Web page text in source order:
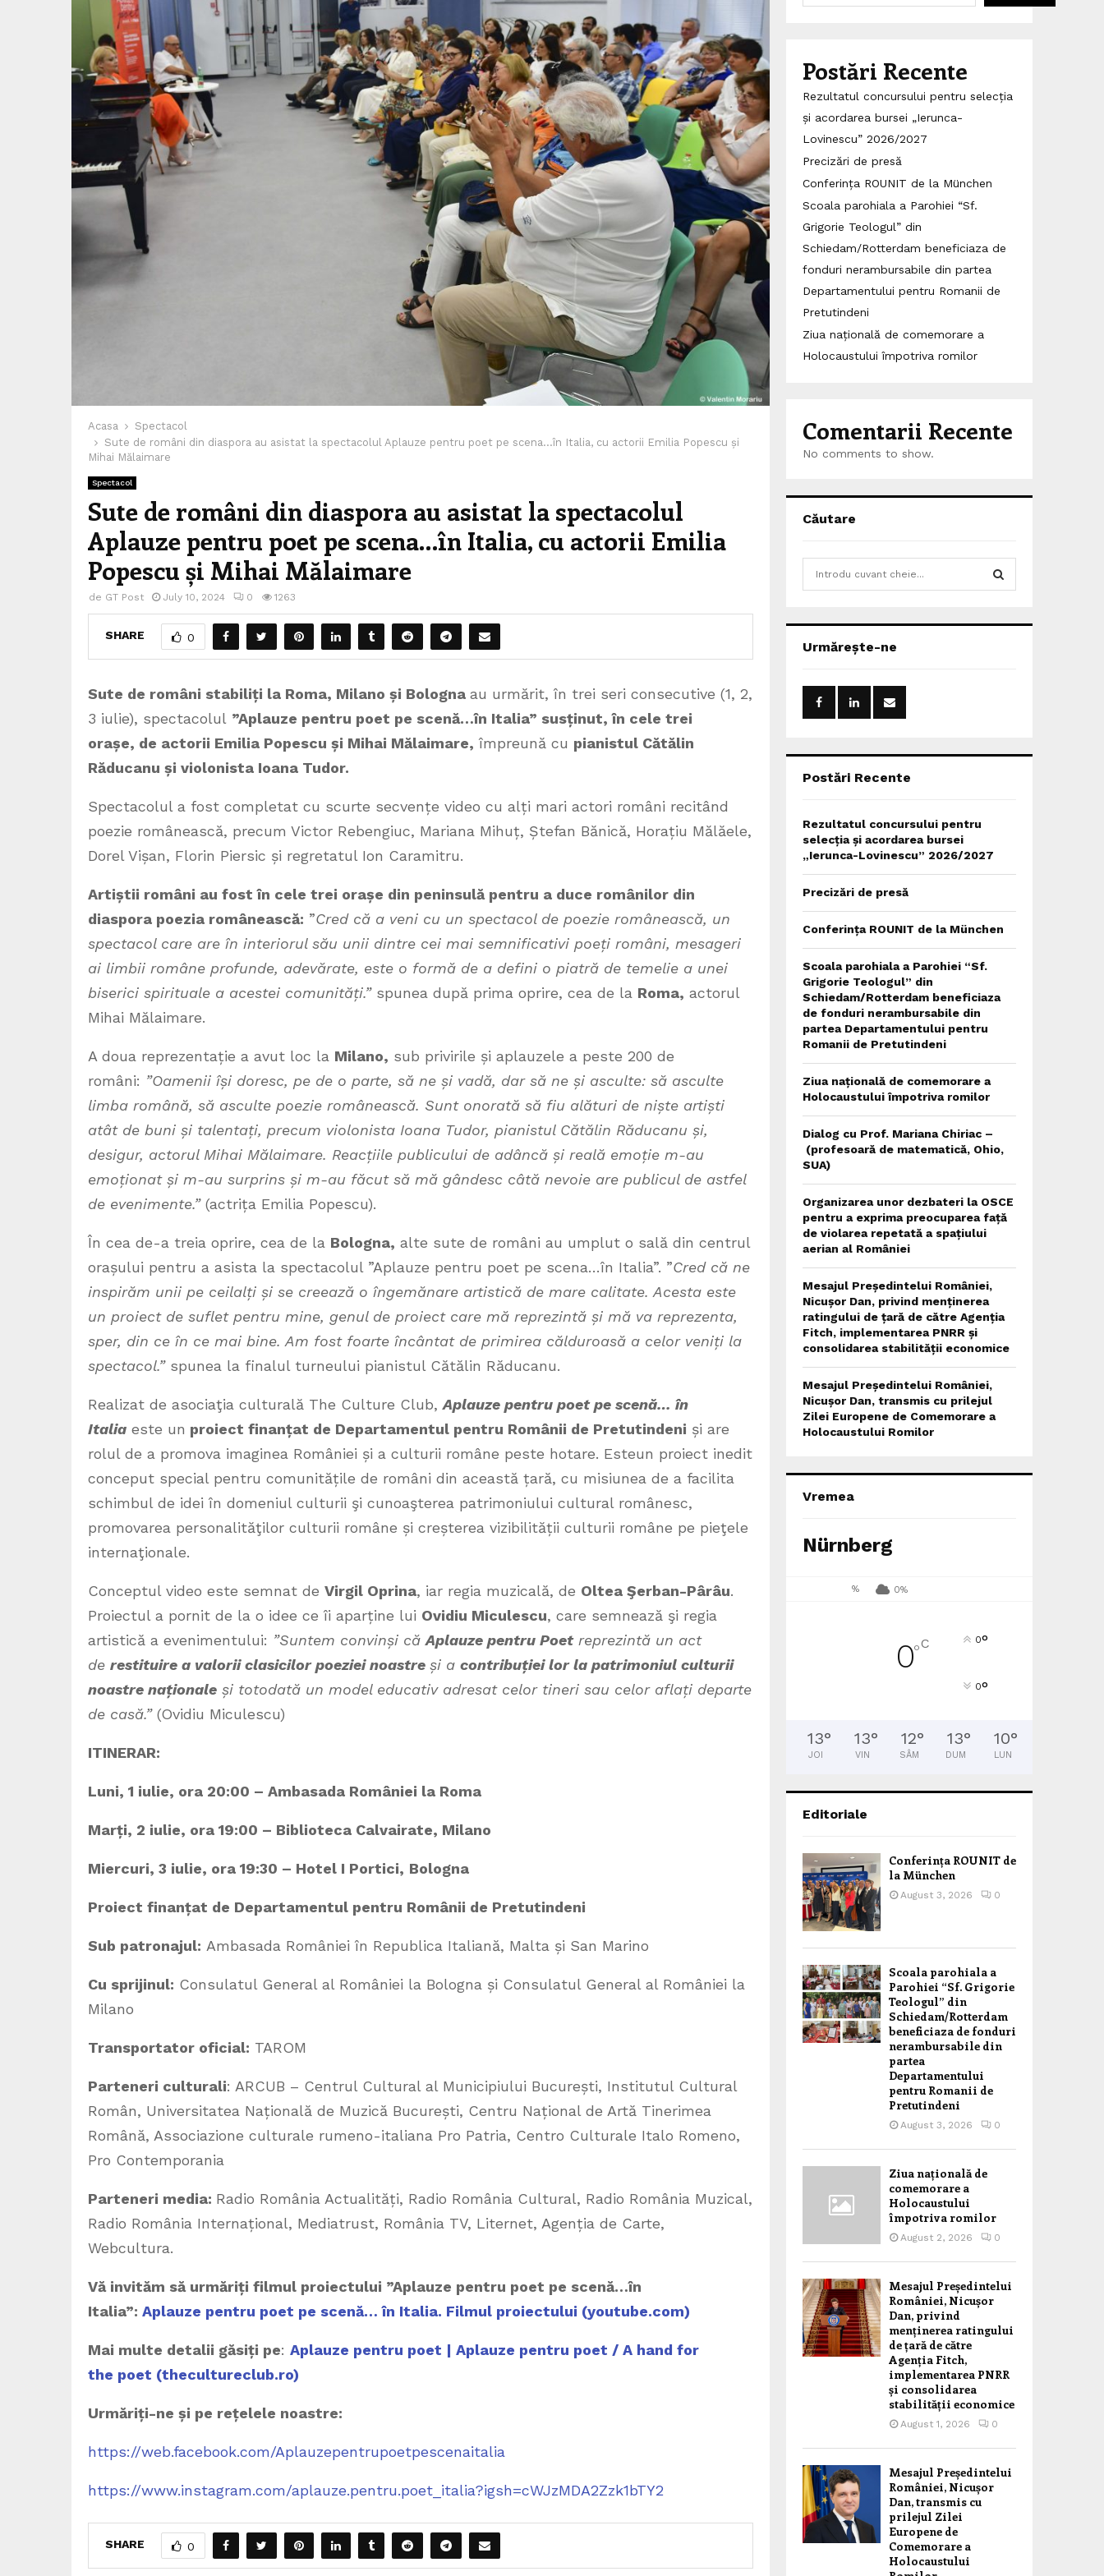
Acasa
Spectacol
Sute de români din diaspora au asistat la spectacolul Aplauze pentru poet pe scena…în Italia, cu actorii Emilia Popescu și
Mihai Mălaimare
Spectacol
Sute de români din diaspora au asistat la spectacolul
Aplauze pentru poet pe scena…în Italia, cu actorii Emilia
Popescu și Mihai Mălaimare
de GT Post July 10, 2024 0 1263
SHARE 0
Sute de români stabiliți la Roma, Milano și Bologna au urmărit, în trei seri consecutive (1, 2,
3 iulie), spectacolul ”Aplauze pentru poet pe scenă…în Italia” susținut,în cele trei
orașe, de actorii Emilia Popescu și Mihai Mălaimare, împreună cu pianistul Cătălin
Răducanu și violonista Ioana Tudor.
Spectacolul a fost completat cu scurte secvențe video cu alți mari actori români recitând
poezie românească, precum Victor Rebengiuc, Mariana Mihuț, Ștefan Bănică, Horațiu Mălăele,
Dorel Vișan, Florin Piersic și regretatul Ion Caramitru.
Artiștii români au fost în cele trei orașe din peninsulăpentru a duce românilor din
diaspora poezia românească: ”Cred că a veni cu un spectacol de poezie românească, un
spectacol care are în interiorul său unii dintre cei mai semnificativi poeți români, mesageri
ai limbii române profunde, adevărate, este o formă de a defini o piatră de temelie a unei
biserici spirituale a acestei comunități.”spunea după prima oprire, cea de la Roma, actorul
Mihai Mălaimare.
A doua reprezentație a avut loc la Milano, sub privirile și aplauzele a peste 200 de
români: ”Oamenii își doresc, pe de o parte, să ne și vadă, dar să ne și asculte: să asculte
limba română, să asculte poezie românească. Sunt onorată să fiu alături de niște artiști
atât de buni și talentați, precum violonista Ioana Tudor, pianistul Cătălin Răducanu și,
desigur, actorul Mihai Mălaimare. Reacțiile publicului de adâncă și reală emoție m-au
emoționat și m-au surprins și m-au făcut să mă gândesc câtă nevoie are publicul de astfel
de evenimente.”(actrița Emilia Popescu).
În cea de-a treia oprire, cea de la Bologna, alte sute de români au umplut o sală din centrul
orașului pentru a asista la spectacolul ”Aplauze pentru poet pe scena…în Italia”. ”Cred că ne
inspirăm unii pe ceilalți și se creează o îngemănare artistică de mare calitate. Acesta este
un proiect de suflet pentru mine, genul de proiect care mă reprezintă și mă va reprezenta,
sper, din ce în ce mai bine. Am fost foarte încântat de primirea călduroasă a celor veniți la
spectacol.”spunea la finalul turneului pianistul Cătălin Răducanu.
Realizat de asociaţia culturală The Culture Club, Aplauze pentru poet pe scenă… în
Italia este un proiect finanțat de Departamentul pentru Românii de Pretutindeni și are
rolul de a promova imaginea României și a culturii române peste hotare. Esteun proiect inedit
conceput special pentru comunitățile de români din această țară, cu misiunea de a facilita
schimbul de idei în domeniul culturii şi cunoaşterea patrimoniului cultural românesc,
promovarea personalităţilor culturii române și creșterea vizibilității culturii române pe pieţele
internaţionale.
Conceptul video este semnat de Virgil Oprina, iar regia muzicală, de Oltea Şerban-Pârâu.
Proiectul a pornit de la o idee ce îi aparține lui Ovidiu Miculescu, care semnează şi regia
artistică a evenimentului: ”Suntem convinși că Aplauze pentru Poetreprezintă un act
de restituire a valorii clasicilor poeziei noastre și a contribuției lor la patrimoniul culturii
noastre naționale și totodată un model educativ adresat celor tineri sau celor aflați departe
de casă.” (Ovidiu Miculescu)
ITINERAR:
Luni, 1 iulie, ora 20:00 – Ambasada României la Roma
Marți, 2 iulie, ora 19:00 – Biblioteca Calvairate, Milano
Miercuri, 3 iulie, ora 19:30 – Hotel I Portici, Bologna
Proiect finanțat de Departamentul pentru Românii de Pretutindeni
Sub patronajul: Ambasada României în Republica Italiană, Malta și San Marino
Cu sprijinul: Consulatul General al României la Bologna și Consulatul General al României la
Milano
Transportator oficial: TAROM
Parteneri culturali: ARCUB – Centrul Cultural al Municipiului București, Institutul Cultural
Român, Universitatea Națională de Muzică București, Centru Național de Artă Tinerimea
Română, Associazione culturale rumeno-italiana Pro Patria, Centro Culturale Italo Romeno,
Pro Contemporania
Parteneri media: Radio România Actualități, Radio România Cultural, Radio România Muzical,
Radio România Internațional, Mediatrust, România TV, Liternet, Agenția de Carte,
Webcultura.
Vă invităm să urmăriți filmul proiectului ”Aplauze pentru poet pe scenă…în
Italia”: Aplauze pentru poet pe scenă… în Italia. Filmul proiectului (youtube.com)
Mai multe detalii găsiți pe: Aplauze pentru poet | Aplauze pentru poet / A hand for
the poet (thecultureclub.ro)
Urmăriți-ne și pe rețelele noastre:
https://web.facebook.com/Aplauzepentrupoetpescenaitalia
https://www.instagram.com/aplauze.pentru.poet_italia?igsh=cWJzMDA2Zzk1bTY2
SHARE 0
Postări Recente
Rezultatul concursului pentru selecția
și acordarea bursei „Ierunca-
Lovinescu” 2026/2027
Precizări de presă
Conferința ROUNIT de la München
Scoala parohiala a Parohiei “Sf.
Grigorie Teologul” din
Schiedam/Rotterdam beneficiaza de
fonduri nerambursabile din partea
Departamentului pentru Romanii de
Pretutindeni
Ziua națională de comemorare a
Holocaustului împotriva romilor
Comentarii Recente
No comments to show.
Căutare
h
o
:
Urmărește-ne
Postări Recente
Rezultatul concursului pentru
selecția și acordarea bursei
„Ierunca-Lovinescu” 2026/2027
Precizări de presă
Conferința ROUNIT de la München
Scoala parohiala a Parohiei “Sf.
Grigorie Teologul” din
Schiedam/Rotterdam beneficiaza
de fonduri nerambursabile din
partea Departamentului pentru
Romanii de Pretutindeni
Ziua națională de comemorare a
Holocaustului împotriva romilor
Dialog cu Prof. Mariana Chiriac –
(profesoară de matematică, Ohio,
SUA)
Organizarea unor dezbateri la OSCE
pentru a exprima preocuparea față
de violarea repetată a spațiului
aerian al României
Mesajul Președintelui României,
Nicușor Dan, privind menținerea
ratingului de țară de către Agenția
Fitch, implementarea PNRR și
consolidarea stabilității economice
Mesajul Președintelui României,
Nicușor Dan, transmis cu prilejul
Zilei Europene de Comemorare a
Holocaustului Romilor
Vremea
Nürnberg
% 0%
0°C 0°
0°
13°
JOI
13°
VIN
12°
SÂM
13°
DUM
10°
LUN
Editoriale
Conferința ROUNIT de
la München
August 3, 2026 0
Scoala parohiala a
Parohiei “Sf. Grigorie
Teologul” din
Schiedam/Rotterdam
beneficiaza de fonduri
nerambursabile din
partea
Departamentului
pentru Romanii de
Pretutindeni
August 3, 2026 0
Ziua națională de
comemorare a
Holocaustului
împotriva romilor
August 2, 2026 0
Mesajul Președintelui
României, Nicușor
Dan, privind
menținerea ratingului
de țară de către
Agenția Fitch,
implementarea PNRR
și consolidarea
stabilității economice
August 1, 2026 0
Mesajul Președintelui
României, Nicușor
Dan, transmis cu
prilejul Zilei
Europene de
Comemorare a
Holocaustului